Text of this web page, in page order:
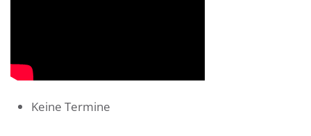
Keine Termine